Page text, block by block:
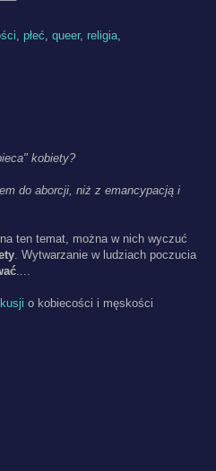
płeć queer, religia
kobiety?
do aborcji, niż z emancypacją i
na ten temat, można w nich wyczuć
. Wytwarzanie w ludziach poczucia
o kobiecości i męskości